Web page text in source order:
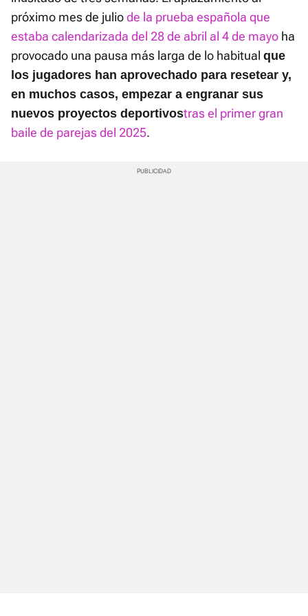
próximo mes de juliode la prueba española que
estaba calendarizada del 28 de abril al 4 de mayo ha
provocado una pausa más larga de lo habitual que
los jugadores han aprovechado para resetear y,
en muchos casos, empezar a engranar sus
nuevos proyectos deportivostras el primer gran
baile de parejas del 2025.